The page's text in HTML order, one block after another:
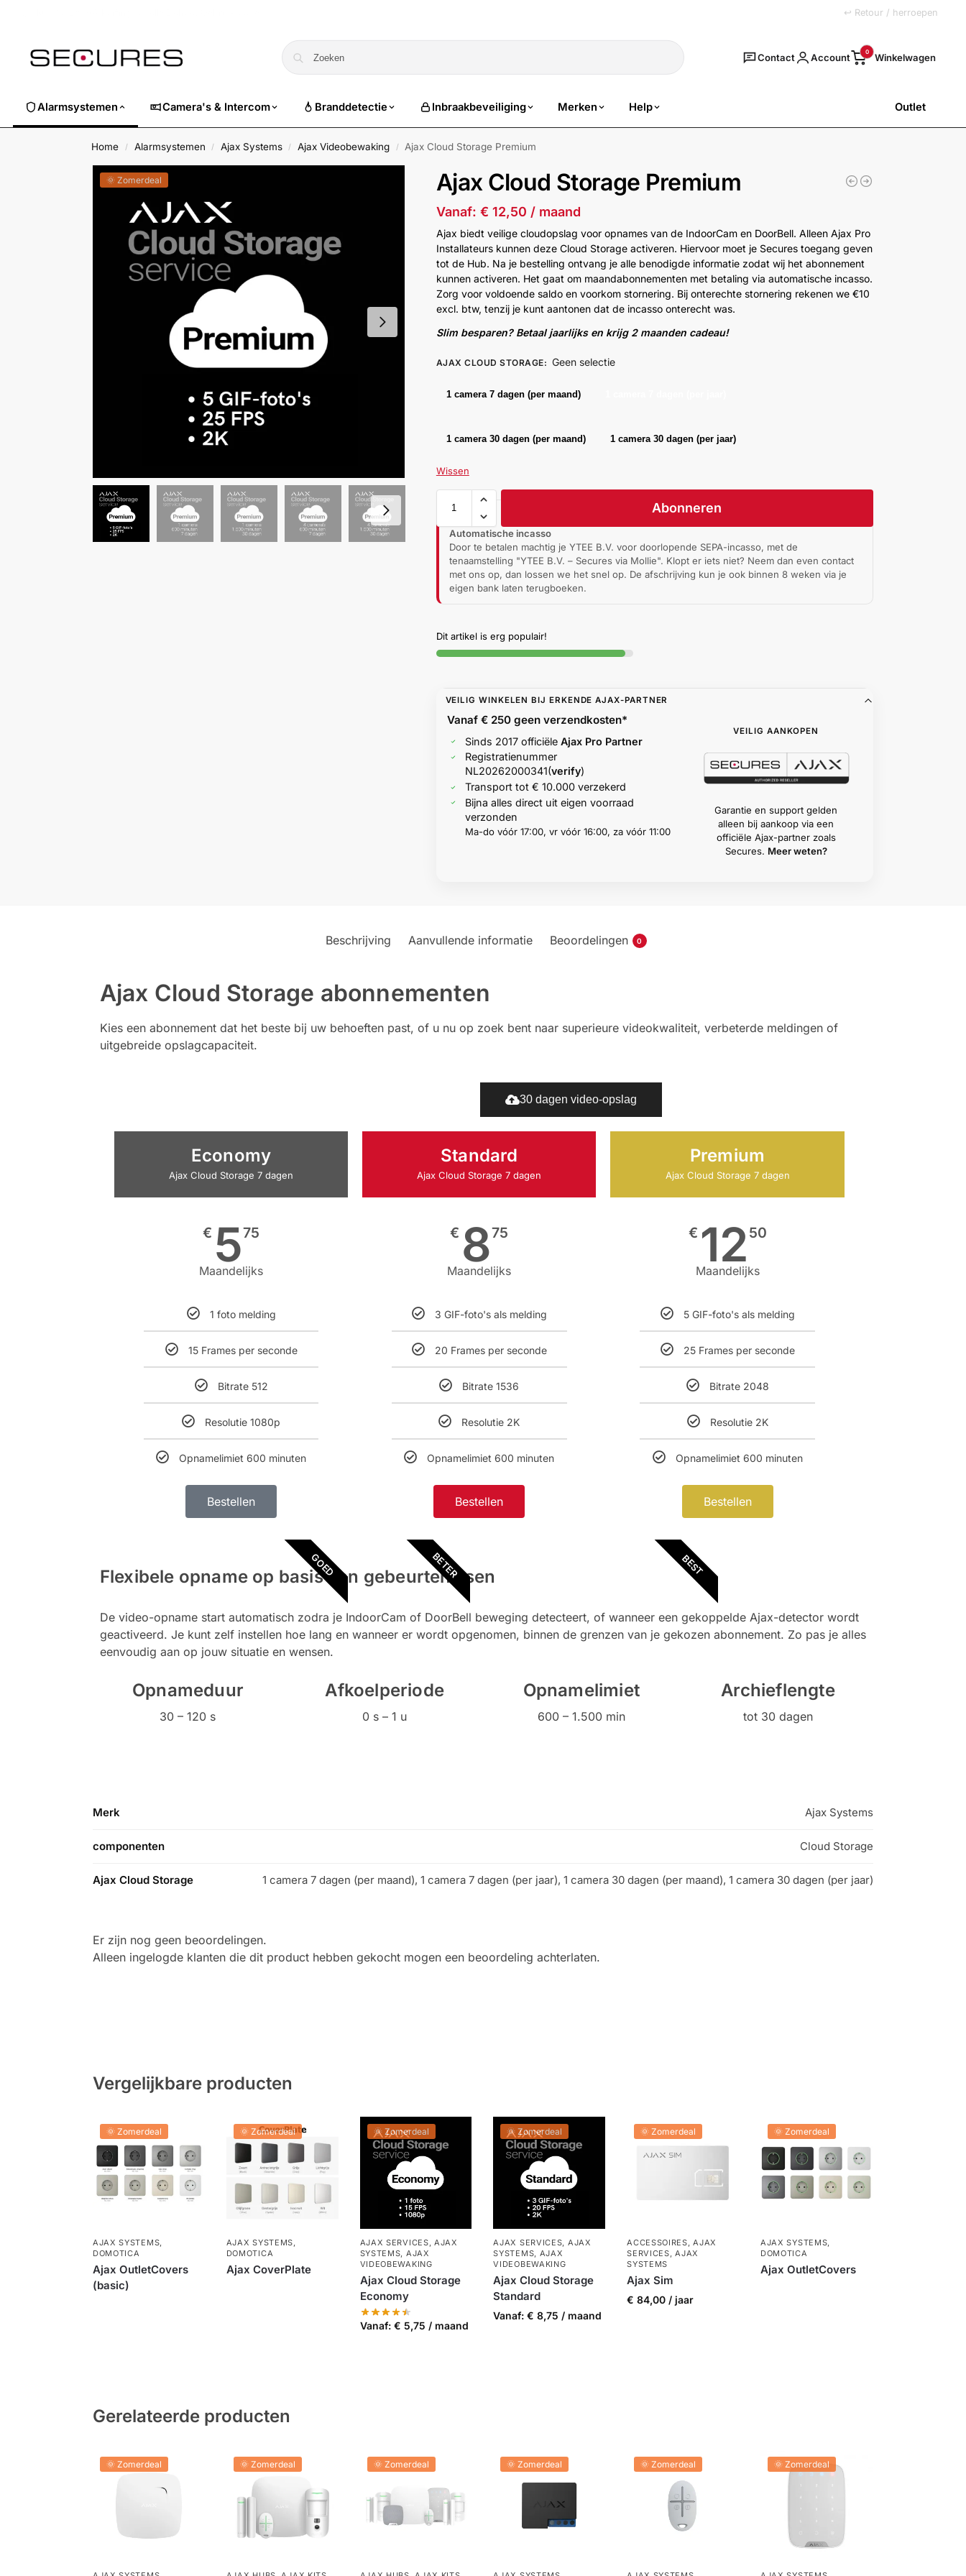
↩ Retour / herroepen
Zoeken
Contact Account 0
Alarmsystemen Camera's & Intercom Branddetectie Inbraakbeveiliging Merken Help Outlet
Home / Alarmsystemen / Ajax Systems / Ajax Videobewaking / Ajax Cloud Storage Premium
🌞 Zomerdeal Ajax Cloud Storage Premium
Vanaf: € 12,50 / maand
Ajax biedt veilige cloudopslag voor opnames van de IndoorCam en DoorBell. Alleen Ajax Pro
Installateurs kunnen deze Cloud Storage activeren. Hiervoor moet je Secures toegang geven
tot de Hub. Na je bestelling ontvang je alle benodigde informatie zodat wij het abonnement
kunnen activeren. Het gaat om maandabonnementen met betaling via automatische incasso.
Zorg voor voldoende saldo en voorkom stornering. Bij onterechte stornering rekenen we €10
excl. btw, tenzij je kunt aantonen dat de incasso onterecht was.
Slim besparen? Betaal jaarlijks en krijg 2 maanden cadeau!
AJAX CLOUD STORAGE: Geen selectie
1 camera 7 dagen (per maand)
1 camera 30 dagen (per maand) 1 camera 30 dagen (per jaar)
Wissen
Abonneren
Automatische incasso
Door te betalen machtig je YTEE B.V. voor doorlopende SEPA-incasso, met de
tenaamstelling "YTEE B.V. – Secures via Mollie". Klopt er iets niet? Neem dan even contact
met ons op, dan lossen we het snel op. De afschrijving kun je ook binnen 8 weken via je
eigen bank laten terugboeken.
Dit artikel is erg populair!
VEILIG WINKELEN BIJ ERKENDE AJAX-PARTNER
Vanaf € 250 geenverzendkosten*
Sinds 2017 officiële Ajax Pro Partner
Registratienummer
NL20262000341(verify)
Transport tot € 10.000 verzekerd
Bijna alles direct uit eigen voorraad
verzonden
Ma-do vóór 17:00, vr vóór 16:00, za vóór 11:00
VEILIG AANKOPEN
Garantie en support gelden
alleen bij aankoop via een
officiële Ajax-partner zoals
Secures. Meer weten?
Beschrijving Aanvullende informatie Beoordelingen 0
Ajax Cloud Storage abonnementen
Kies een abonnement dat het beste bij uw behoeften past, of u nu op zoek bent naar superieure videokwaliteit, verbeterde meldingen of
uitgebreide opslagcapaciteit.
30 dagen video-opslag
Economy
Ajax Cloud Storage 7 dagen
€ 575
Maandelijks
1 foto melding
15 Frames per seconde
Bitrate 512
Resolutie 1080p
Opnamelimiet 600 minuten
Bestellen
GOED
Standard
Ajax Cloud Storage 7 dagen
€ 875
Maandelijks
3 GIF-foto's als melding
20 Frames per seconde
Bitrate 1536
Resolutie 2K
Opnamelimiet 600 minuten
Bestellen
BETER
Premium
Ajax Cloud Storage 7 dagen
€ 12 50
Maandelijks
5 GIF-foto's als melding
25 Frames per seconde
Bitrate 2048
Resolutie 2K
Opnamelimiet 600 minuten
Bestellen
BEST
Flexibele opname op basis van gebeurtenissen
De video-opname start automatisch zodra je IndoorCam of DoorBell beweging detecteert, of wanneer een gekoppelde Ajax-detector wordt
geactiveerd. Je kunt zelf instellen hoe lang en wanneer er wordt opgenomen, binnen de grenzen van je gekozen abonnement. Zo pas je alles
eenvoudig aan op jouw situatie en wensen.
Opnameduur
30 – 120 s
Afkoelperiode
0 s – 1 u
Opnamelimiet
600 – 1.500 min
Archieflengte
tot 30 dagen
Merk Ajax Systems
componenten Cloud Storage
Ajax Cloud Storage 1 camera 7 dagen (per maand), 1 camera 7 dagen (per jaar), 1 camera 30 dagen (per maand), 1 camera 30 dagen (per jaar)
Er zijn nog geen beoordelingen.
Alleen ingelogde klanten die dit product hebben gekocht mogen een beoordeling achterlaten.
Vergelijkbare producten
🌞 Zomerdeal
AJAX SYSTEMS,
DOMOTICA
Ajax OutletCovers
(basic)
🌞 Zomerdeal
AJAX SYSTEMS,
DOMOTICA
Ajax CoverPlate
🌞 Zomerdeal
AJAX SERVICES,AJAX
SYSTEMS, AJAX
VIDEOBEWAKING
Ajax Cloud Storage
Economy
Vanaf: € 5,75 / maand
🌞 Zomerdeal
AJAX SERVICES, AJAX
SYSTEMS, AJAX
VIDEOBEWAKING
Ajax Cloud Storage
Standard
Vanaf:€ 8,75 / maand
🌞 Zomerdeal
ACCESSOIRES,AJAX
SERVICES,AJAX
SYSTEMS
Ajax Sim
€ 84,00 / jaar
🌞 Zomerdeal
AJAX SYSTEMS,
DOMOTICA
Ajax OutletCovers
Gerelateerde producten
🌞 Zomerdeal 🌞 Zomerdeal 🌞 Zomerdeal 🌞 Zomerdeal 🌞 Zomerdeal 🌞 Zomerdeal